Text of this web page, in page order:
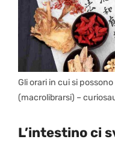
Gli orari in cui si
(macrolibrarsi) –
L’intestino ci